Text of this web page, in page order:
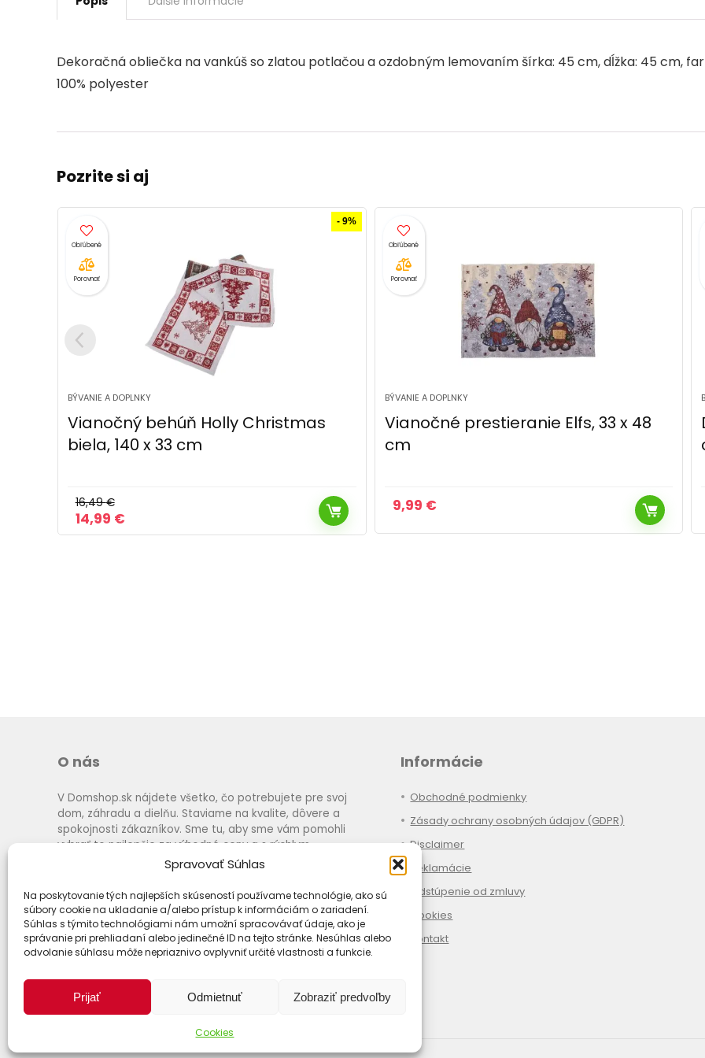
Spravovať Súhlas
Na poskytovanie tých najlepších skúseností používame technológie, ako sú
súbory cookie na ukladanie a/alebo prístup k informáciám o zariadení.
Súhlas s týmito technológiami nám umožní spracovávať údaje, ako je
správanie pri prehliadaní alebo jedinečné ID na tejto stránke. Nesúhlas alebo
odvolanie súhlasu môže nepriaznivo ovplyvniť určité vlastnosti a funkcie.
Prijať Odmietnuť Zobraziť predvoľby
Cookies
o
k
n p
Dekoračná obliečka na vankúš so zlatou potlačou a ozdobným lemovaním šírka: 45 cm, dĺžka: 45 cm,
100% polyester
Pozrite si aj
Porovnať
BÝVANIE A DOPLNKY
Vianočné prestieranie Elfs, 33 x 48
cm
9,99€
Porovnať
BÝVANIE A DOPLNKY
Dakls Prestieranie Anjelik, 30 x 45
cm
8,49€
O nás
V Domshop.sk nájdete všetko, čo potrebujete pre svoj
dom, záhradu a dielňu. Staviame na kvalite, dôvere a
spokojnosti zákazníkov. Sme tu, aby sme vám pomohli
vybrať to najlepšie za výhodné ceny a s rýchlym
Informácie
Obchodné podmienky
Zásady ochrany osobných údajov (GDPR)
Disclaimer
Reklamácie
Odstúpenie od zmluvy
Cookies
Kontakt